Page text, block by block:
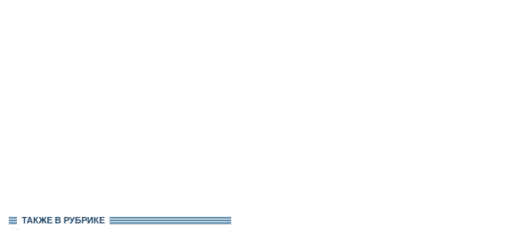
ТАКЖЕ В РУБРИКЕ